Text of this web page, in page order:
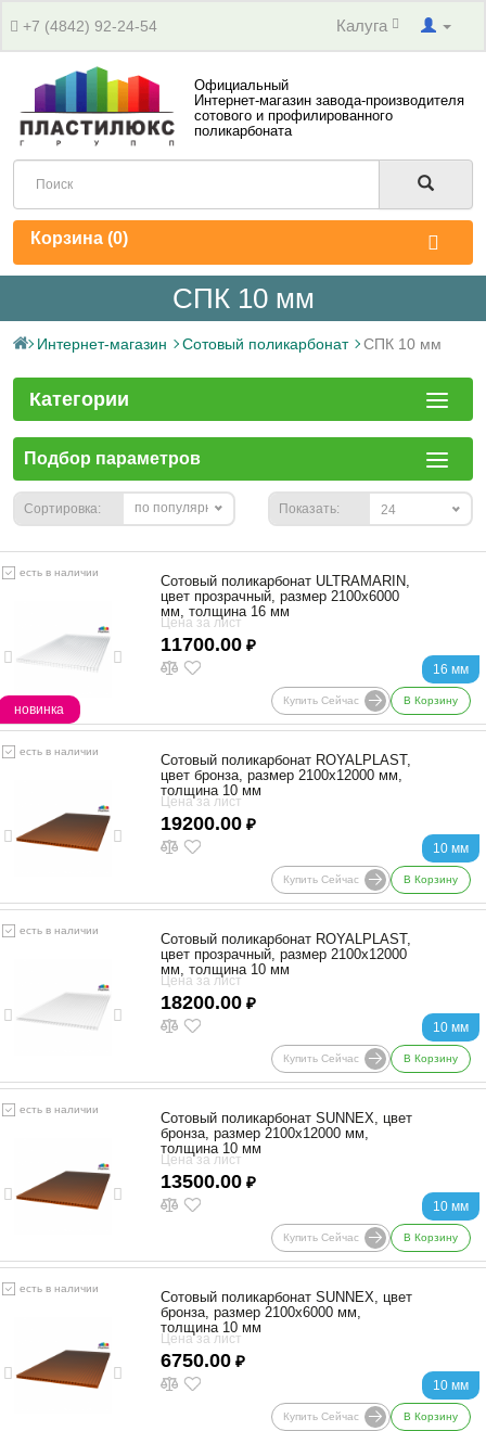
+7 (4842) 92-24-54 Калуга
Официальный
Интернет-магазин завода-производителя
сотового и профилированного
поликарбоната
Корзина (0)
СПК 10 мм
Интернет-магазин Сотовый поликарбонат СПК 10 мм
Категории
Подбор параметров
Сортировка: по популярности Показать: 24
есть в наличии
новинка
16 мм
Сотовый поликарбонат ULTRAMARIN,
цвет прозрачный, размер 2100x6000
мм, толщина 16 мм
Цена за лист
11700.00 ₽
Купить Сейчас В Корзину
есть в наличии
10 мм
Сотовый поликарбонат ROYALPLAST,
цвет бронза, размер 2100x12000 мм,
толщина 10 мм
Цена за лист
19200.00 ₽
Купить Сейчас В Корзину
есть в наличии
10 мм
Сотовый поликарбонат ROYALPLAST,
цвет прозрачный, размер 2100x12000
мм, толщина 10 мм
Цена за лист
18200.00 ₽
Купить Сейчас В Корзину
есть в наличии
10 мм
Сотовый поликарбонат SUNNEX, цвет
бронза, размер 2100x12000 мм,
толщина 10 мм
Цена за лист
13500.00 ₽
Купить Сейчас В Корзину
есть в наличии
10 мм
Сотовый поликарбонат SUNNEX, цвет
бронза, размер 2100x6000 мм,
толщина 10 мм
Цена за лист
6750.00 ₽
Купить Сейчас В Корзину